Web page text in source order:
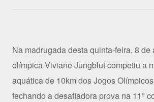
Na madrugada desta quinta-feira, 8 de
olímpica Viviane Jungblut competiu a
aquática de 10km dos Jogos
fechando a desafiadora prova na 11ª